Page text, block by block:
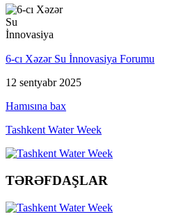
6-cı Xəzər Su İnnovasiya Forumu
12 sentyabr 2025
Hamısına bax
Tashkent Water Week
TƏRƏFDAŞLAR